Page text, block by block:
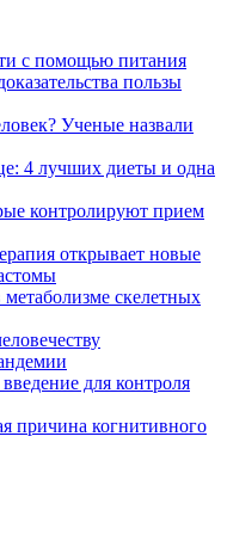
с помощью питания
пользы
Ученые назвали
4 лучших диеты и одна
контролируют прием
открывает новые
скелетных
для контроля
причина когнитивного